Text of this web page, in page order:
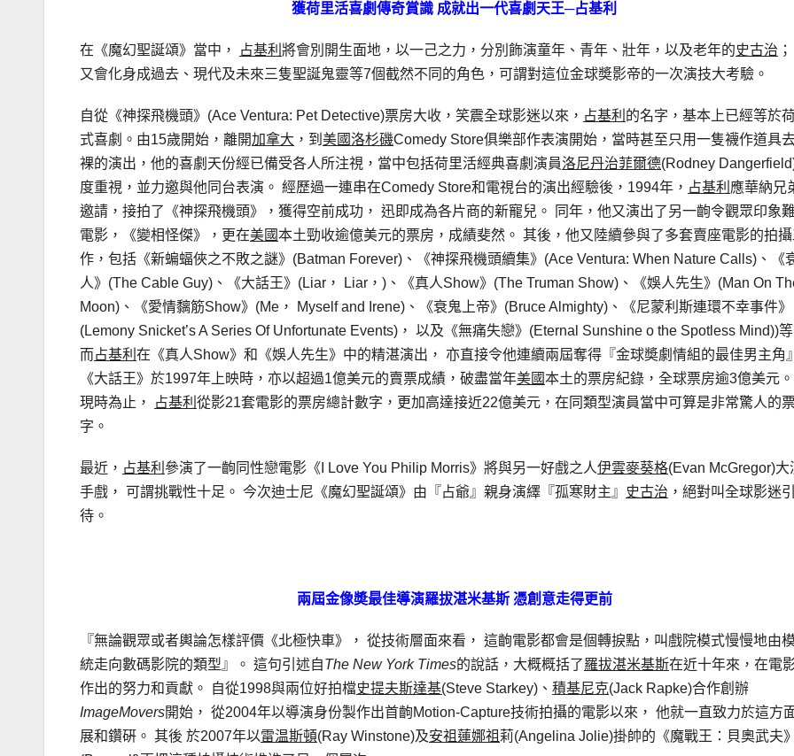
獲荷里活喜劇傳奇賞識 成就出一代喜劇天王─占基利
在《魔幻聖誕頌》當中， 占基利 將會別開生面地，以一己之力，分別飾演童年、青年、壯年，以及老年的史古治
又會化身成過去、現代及未來三隻聖誕鬼靈等7個截然不同的角色，可謂對這位金球奬影帝的一次演技大考驗。
自從《神探飛機頭》(Ace Ventura: Pet Detective)票房大收，笑震全球影迷以來， 占基利 的名字，基本上已經等於
式喜劇。由15歲開始，離開加拿大 ，到 美國洛杉磯Comedy Store俱樂部作表演開始，當時甚至只用一隻襪作道具
裸的演出，他的喜劇天份經已備受各人所注視，當中包括荷里活經典喜劇演員洛尼丹治菲爾德(Rodney
度重視，並力邀與他同台表演。 經歷過一連串在Comedy Store和電視台的演出經驗後，1994年， 占基利 應華納兄
邀請，接拍了《神探飛機頭》，獲得空前成功， 迅即成為各片商的新寵兒。 同年，他又演出了另一齣令觀眾印象
電影，《變相怪傑》，更在美國本土勁收逾億美元的票房，成績斐然。 其後，他又陸續參與了多套賣座電影的拍
作，包括《新蝙蝠俠之不敗之謎》(Batman Forever)、《神探飛機頭續集》(Ace Ventura: When Nature Calls)、《
人》(The Cable Guy)、《大話王》(Liar， Liar，)、《真人Show》(The Truman Show)、《娛人先生》(Man On
Moon)、《愛情黐筋Show》(Me， Myself and Irene)、《衰鬼上帝》(Bruce Almighty)、《尼蒙利斯連環不幸事件》
(Lemony Snicket’s A Series Of Unfortunate Events)， 以及《無痛失戀》(Eternal Sunshine o the Spotless Mind))
而占基利 在《真人Show》和《娛人先生》中的精湛演出， 亦直接令他連續兩屆奪得『金球奬劇情組的最佳男主角
《大話王》於1997年上映時，亦以超過1億美元的賣票成績，破盡當年美國本土的票房紀錄，全球票房逾3億美元
現時為止，
占基利 從影21套電影的票房總計數字，更加高達接近22億美元，在同類型演員當中可算是非常驚人的
字。
最近， 占基利 參演了一齣同性戀電影《I Love You Philip Morris》將與另一好戲之人伊雲麥葵格(Evan McGregor)大
手戲， 可謂挑戰性十足。 今次迪士尼《魔幻聖誕頌》由『占爺』親身演繹『孤寒財主』
史古治 ，絕對叫全球影迷
待。
兩屆金像奬最佳導演羅拔湛米基斯 憑創意走得更前
『無論觀眾或者輿論怎樣評價《北極快車》， 從技術層面來看， 這齣電影都會是個轉捩點，叫戲院模式慢慢地由
統走向數碼影院的類型』。 這句引述自The New York Times的說話，大概概括了羅拔湛米基斯在近十年來，在電
作出的努力和貢獻。 自從1998與兩位好拍檔史提夫斯達基(Steve Starkey)、 積基尼克(Jack Rapke)合作創辦
ImageMovers開始， 從2004年以導演身份製作出首齣Motion-Capture技術拍攝的電影以來， 他就一直致力於這方
展和鑽硏。 其後 於2007年以雷温斯頓(Ray Winstone)及安祖蓮娜祖 莉(Angelina Jolie)掛帥的《魔戰王：貝奧武夫